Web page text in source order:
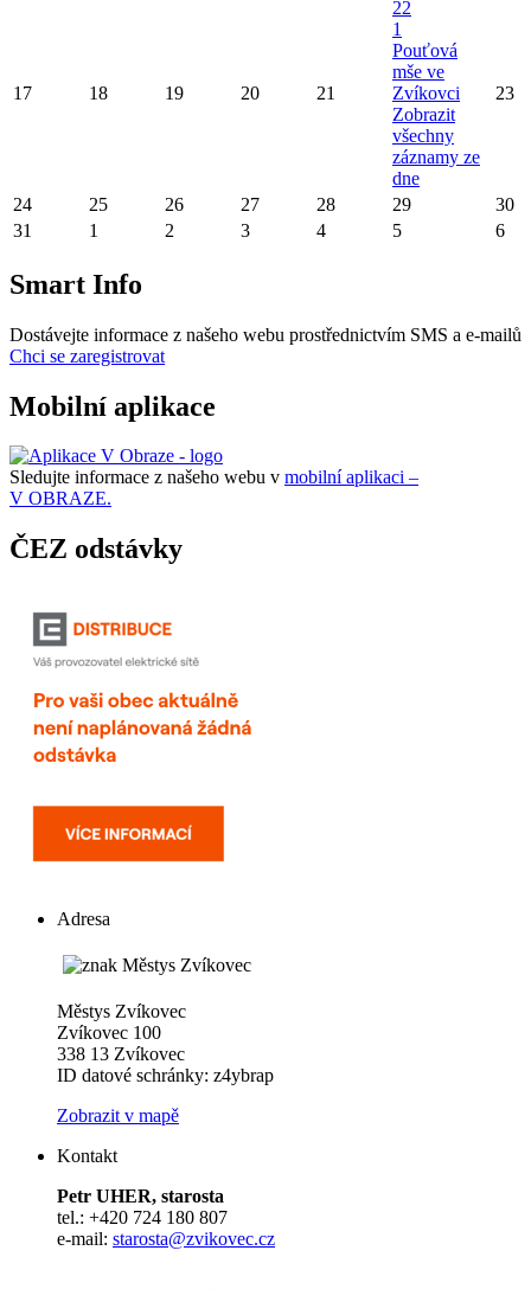
17 18 19 20 21
22
1
Pouťová
mše ve
Zvíkovci
Zobrazit
všechny
záznamy ze
dne
23
24 25 26 27 28 29
30
31
1 2 3 4 5 6
Smart Info
Dostávejte informace z našeho webu prostřednictvím SMS a e-mailů
Chci se zaregistrovat
Mobilní aplikace
Sledujte informace z našeho webu v mobilní aplikaci –
V OBRAZE.
ČEZ odstávky
Adresa
Městys Zvíkovec
Zvíkovec 100
338 13 Zvíkovec
ID datové schránky: z4ybrap
Zobrazit v mapě
Kontakt
Petr UHER, starosta
tel.: +420 724 180 807
e-mail: starosta@zvikovec.cz